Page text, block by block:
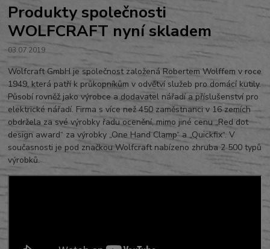
Produkty společnosti
WOLFCRAFT nyní skladem
03.07.2019
Wolfcraft GmbH je společnost založená Robertem Wolffem v roce
1949, která patří k průkopníkům v odvětví služeb pro domácí kutily.
Působí rovněž jako výrobce a dodavatel nářadí a příslušenství pro
elektrické nářadí. Firma s více než 450 zaměstnanci v 16 zemích
obdržela za své výrobky řadu ocenění, mimo jiné cenu „Red dot
design award“ za výrobky „One Hand Clamp“ a „Quickfix“. V
současnosti je pod značkou Wolfcraft nabízeno zhruba 2 500 typů
výrobků.